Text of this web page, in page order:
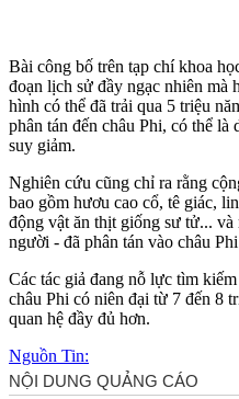
Bài công bố trên tạp chí khoa
đoạn lịch sử đầy ngạc nhiên mà
hình có thể đã trải qua 5 triệu
phân tán đến châu Phi, có thể
suy giảm.
Nghiên cứu cũng chỉ ra rằng
bao gồm hươu cao cổ, tê giác,
động vật ăn thịt giống sư tử...
người - đã phân tán vào châu
Các tác giả đang nỗ lực tìm
châu Phi có niên đại từ 7 đến 8
quan hệ đầy đủ hơn.
Nguồn Tin: